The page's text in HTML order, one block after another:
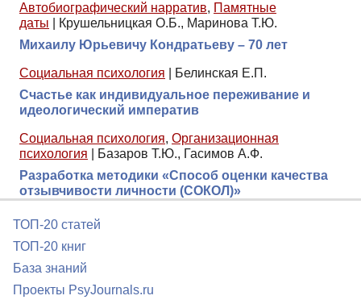
Автобиографический нарратив, Памятные
даты
Крушельницкая О.Б., Маринова Т.Ю.
Михаилу Юрьевичу Кондратьеву – 70 лет
Социальная психология
Белинская Е.П.
Счастье как индивидуальное переживание и
идеологический императив
Социальная психология, Организационная
психология
Базаров Т.Ю., Гасимов А.Ф.
Разработка методики «Способ оценки качества
отзывчивости личности (СОКОЛ)»
ТОП-20 статей
ТОП-20 книг
База знаний
Проекты PsyJournals.ru